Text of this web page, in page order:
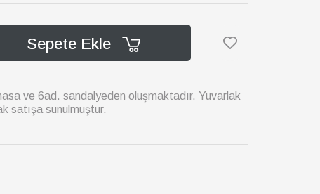
Sepete Ekle
ve 6ad. sandalyeden oluşmaktadır. Yuvarlak
satışa sunulmuştur.